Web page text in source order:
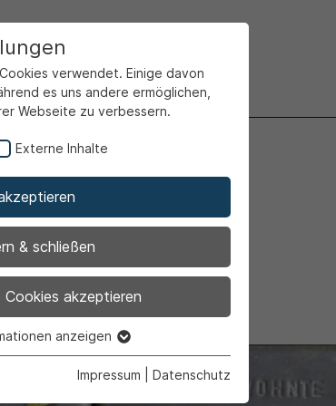
verwendet. Einige davon
es uns andere ermöglichen,
Webseite zu verbessern.
Externe Inhalte
& schließen
Cookies akzeptieren
grundlegende Funktionen der
anzeigen
Impressum Datenschutz